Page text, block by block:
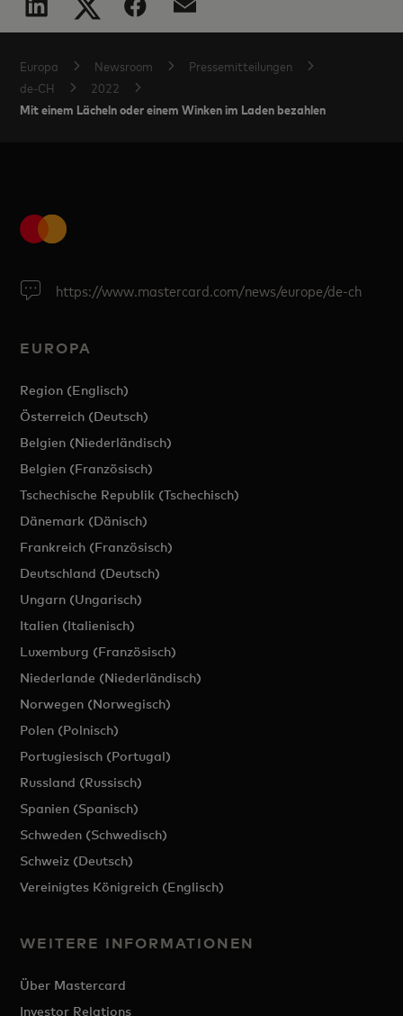
Europa Newsroom
Pressemitteilungen
de-CH
2022
Mit einem Lächeln oder einem Winken im Laden bezahlen
https://www.mastercard.com/news/europe/de-ch
EUROPA
Region (Englisch)
Österreich (Deutsch)
Belgien (Niederländisch)
Belgien (Französisch)
Tschechische Republik (Tschechisch)
Dänemark (Dänisch)
Frankreich (Französisch)
Deutschland (Deutsch)
Ungarn (Ungarisch)
Italien (Italienisch)
Luxemburg (Französisch)
Niederlande (Niederländisch)
Norwegen (Norwegisch)
Polen (Polnisch)
Portugiesisch (Portugal)
Russland (Russisch)
Spanien (Spanisch)
Schweden (Schwedisch)
Schweiz (Deutsch)
Vereinigtes Königreich (Englisch)
WEITERE INFORMATIONEN
Über Mastercard
Investor Relations